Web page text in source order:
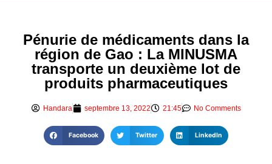
Pénurie de médicaments dans la
région de Gao : La MINUSMA
transporte un deuxième lot de
produits pharmaceutiques
Handara septembre 13, 2022 21:45 No Comments
Facebook Twitter LinkedIn